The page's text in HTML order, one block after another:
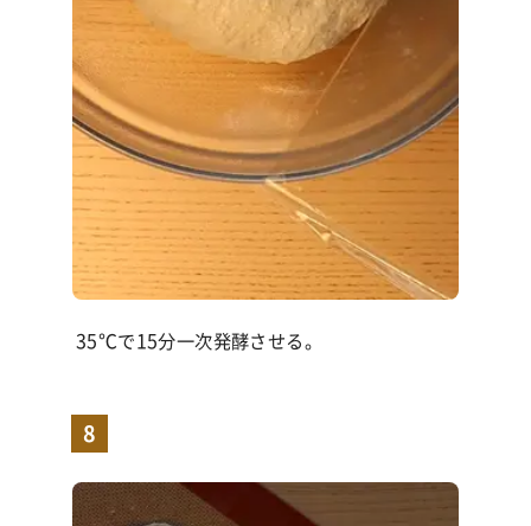
35℃で15分一次発酵させる。
8